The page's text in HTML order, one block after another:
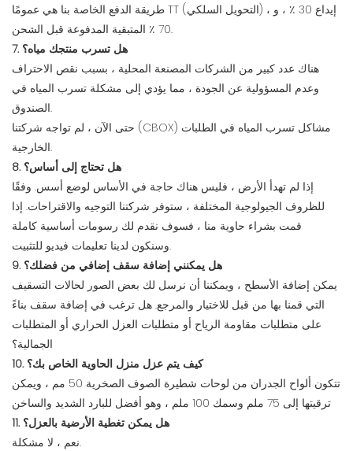
طريقة الدفع الخاصة بنا هي عمومًا TT (التحويل السلكي) ، إيداع 30 ٪ ، و
70 ٪ المتبقية المدفوعة قبل الشحن.
7. هل تسرب منتجك مياه؟
هناك عدد كبير من الشركات المصنعة المحلية ، بسبب نقص الاحتراف
وعدم المسؤولية عن الجودة ، مما يؤدي إلى مشكلة تسرب المياه في
الصندوق.
حتى الآن ، لم تواجه شركتنا (CBOX) مشاكل تسرب المياه في الطلبات
الخارجية.
8. هل تحتاج إلى أساس؟
إذا لم تهدأ الأرض ، فليس هناك حاجة في الأساس لوضع أسس. وفقًا
للظروف الجيولوجية المختلفة ، ستوفر شركتنا التوجيه والاقتراحات. إذا
قمت بشراء حاوية منا ، فسوف نقدم لك رسومات أساسية كاملة
وسنكون لدينا تعليمات فيديو للتثبيت.
9. هل يمكنني إضافة سقف إضافي من فضلك؟
يمكن إضافة الأسطح ، ويمكننا أن نرسل لك بعض الصور لحالات التسقيف
التي قمنا بها من قبل للاختيار والمرجع. هل ترغب في إضافة سقف بناءً
على متطلبات مقاومة الرياح أو متطلبات العزل الحراري أو المتطلبات
الجمالية؟
10. كيف يتم عزل منزل الحاوية الخاص بك؟
تتكون ألواح الجدران من لوحات شطيرة الصوف الصخرية 50 مم ، ويمكن
ترقيتها إلى 75 ملم وسمك 100 ملم ، وهو أفضل للبارد الشديد والساخن
11. هل يمكن تغطية الأرضية بالعزل؟
نعم ، لا مشكلة.